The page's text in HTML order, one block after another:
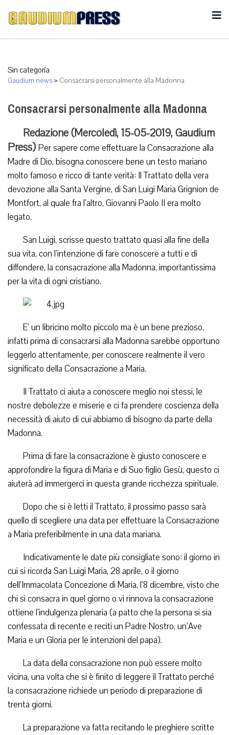
Sin categoría
Gaudium news > Consacrarsi personalmente alla Madonna
Consacrarsi personalmente alla Madonna
Redazione (Mercoledì, 15-05-2019, Gaudium
Press) Per sapere come effettuare la Consacrazione alla
Madre di Dio, bisogna conoscere bene un testo mariano
molto famoso e ricco di tante verità: Il Trattato della vera
devozione alla Santa Vergine, di San Luigi Maria Grignion de
Montfort, al quale fra l’altro, Giovanni Paolo II era molto
legato.
San Luigi, scrisse questo trattato quasi alla fine della
sua vita, con l’intenzione di fare conoscere a tutti e di
diffondere, la consacrazione alla Madonna, importantissima
per la vita di ogni cristiano.
E’ un libricino molto piccolo ma è un bene prezioso,
infatti prima di consacrarsi alla Madonna sarebbe opportuno
leggerlo attentamente, per conoscere realmente il vero
significato della Consacrazione a Maria.
Il Trattato ci aiuta a conoscere meglio noi stessi, le
nostre debolezze e miserie e ci fa prendere coscienza della
necessità di aiuto di cui abbiamo di bisogno da parte della
Madonna.
Prima di fare la consacrazione è giusto conoscere e
approfondire la figura di Maria e di Suo figlio Gesù, questo ci
aiuterà ad immergerci in questa grande ricchezza spirituale.
Dopo che si è letti il Trattato, il prossimo passo sarà
quello di scegliere una data per effettuare la Consacrazione
a Maria preferibilmente in una data mariana.
Indicativamente le date più consigliate sono: il giorno in
cui si ricorda San Luigi Maria, 28 aprile, o il giorno
dell’Immacolata Concezione di Maria, l’8 dicembre, visto che
chi si consacra in quel giorno o vi rinnova la consacrazione
ottiene l’indulgenza plenaria (a patto che la persona si sia
confessata di recente e reciti un Padre Nostro, un’Ave
Maria e un Gloria per le intenzioni del papa).
La data della consacrazione non può essere molto
vicina, una volta che si è finito di leggere il Trattato perché
la consacrazione richiede un periodo di preparazione di
trenta giorni.
La preparazione va fatta recitando le preghiere scritte